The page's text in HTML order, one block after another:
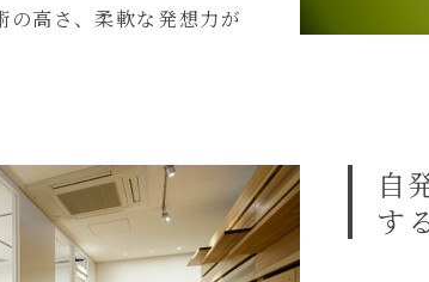
の高さ、柔軟な発想力が
自
す